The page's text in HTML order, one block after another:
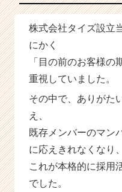
ス
ウ
が
く
就
イ
ト
ア
株式会社タイズ設立
にかく
「目の前のお客様の
重視していました。
その中で、ありがた
え、
既存メンバーのマン
に応えきれなくなり、
これが本格的に採用
でした。